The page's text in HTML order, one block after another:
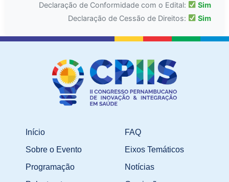
Declaração de Conformidade com o Edital:
Sim
Declaração de Cessão de Direitos:
Sim
Início
Sobre o Evento
Programação
FAQ
Eixos Temáticos
Notícias